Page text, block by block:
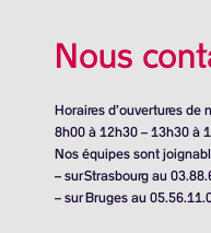
Nous
Horaires d’ouvertures de
8h00 à 12h30 – 13h30 à
Nos équipes sont
– sur Strasbourg au
– sur Bruges au